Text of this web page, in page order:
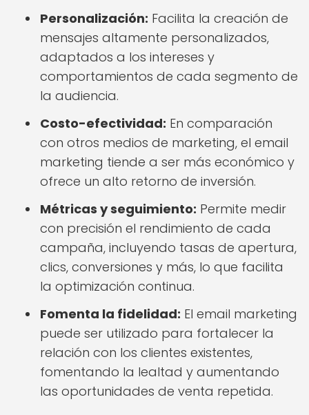
Personalización: Facilita la creación de
mensajes altamente personalizados,
adaptados a los intereses y
comportamientos de cada segmento de
la audiencia.
Costo-efectividad: En comparación
con otros medios de marketing, el email
marketing tiende a ser más económico y
ofrece un alto retorno de inversión.
Métricas y seguimiento: Permite medir
con precisión el rendimiento de cada
campaña, incluyendo tasas de apertura,
clics, conversiones y más, lo que facilita
la optimización continua.
Fomenta la fidelidad: El email marketing
puede ser utilizado para fortalecer la
relación con los clientes existentes,
fomentando la lealtad y aumentando
las oportunidades de venta repetida.